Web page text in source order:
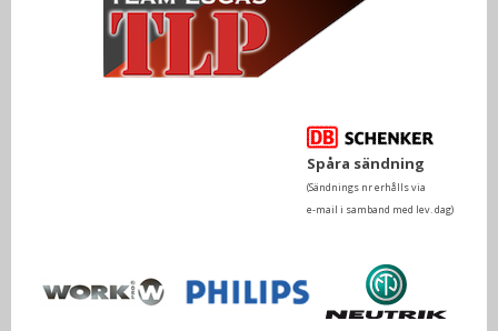
Spåra sändning
(Sändnings nr erhålls via
e-mail i samband med lev. dag)